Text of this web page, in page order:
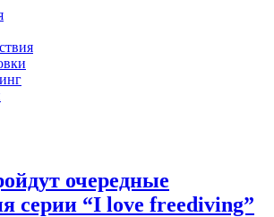
очередные
серии “I love freediving”